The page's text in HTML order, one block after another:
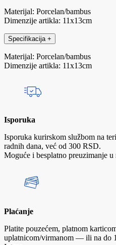
Materijal: Porcelan/bambus
Dimenzije artikla: 11x13cm
Specifikacija +
Materijal: Porcelan/bambus
Dimenzije artikla: 11x13cm
Isporuka
Isporuka kurirskom službom na
radnih dana, već od 300 RSD.
Moguće i besplatno preuzimanje
Plaćanje
Platite pouzećem, platnom
uplatnicom/virmanom — ili na do